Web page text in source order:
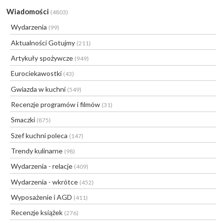
Wiadomości (4803)
Wydarzenia (99)
Aktualności Gotujmy (211)
Artykuły spożywcze (949)
Eurociekawostki (43)
Gwiazda w kuchni (549)
Recenzje programów i filmów (31)
Smaczki (875)
Szef kuchni poleca (147)
Trendy kulinarne (98)
Wydarzenia - relacje (409)
Wydarzenia - wkrótce (452)
Wyposażenie i AGD (411)
Recenzje książek (276)